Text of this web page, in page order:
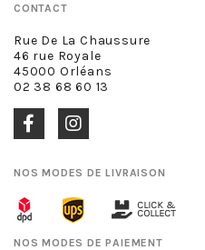
CONTACT
Rue De La Chaussure
46 rue Royale
45000 Orléans
02 38 68 60 13
NOS MODES DE LIVRAISON
NOS MODES DE PAIEMENT